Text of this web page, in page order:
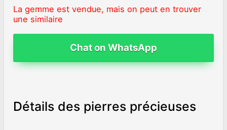
La gemme est vendue, mais on peut en trouver
une similaire
Chat on WhatsApp
Détails des pierres précieuses